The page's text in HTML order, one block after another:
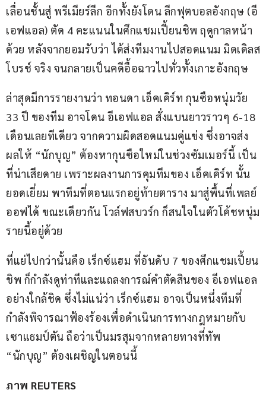
เลื่อนชั้นสู่ พรีเมียร์ลีก อีกทั้งยังโดน ลีกฟุตบอลอังกฤษ (อี
เอฟแอล) ตัด 4 คะแนนในศึกแชมเปี้ยนชิพ ฤดูกาลหน้า
ด้วย หลังจากยอมรับว่า ได้ส่งทีมงานไปสอดแนม มิดเดิลส
โบรช์ จริง จนกลายเป็นคดีอื้อฉาวไปทั่วทั้งเกาะอังกฤษ
ล่าสุดมีการรายงานว่า ทอนดา เอ็คเคิร์ท กุนซือหนุ่มวัย
33 ปี ของทีม อาจโดน อีเอฟแอล สั่งแบนยาวราวๆ 6-18
เดือนเลยทีเดียว จากความผิดสอดแนมคู่แข่ง ซึ่งอาจส่ง
ผลให้ “นักบุญ” ต้องหากุนซือใหม่ในช่วงซัมเมอร์นี้ เป็น
ที่น่าเสียดาย เพราะผลงานการคุมทีมของ เอ็คเคิร์ท นั้น
ยอดเยี่ยม พาทีมที่ตอนแรกอยู่ท้ายตาราง มาสู่พื้นที่เพลย์
ออฟได้ ขณะเดียวกัน โวล์ฟสบวร์ก ก็สนใจในตัวโค้ชหนุ่ม
รายนี้อยู่ด้วย
ที่แย่ไปกว่านั้นคือ เร็กซ์แฮม ที่อันดับ 7 ของศึกแชมเปี้ยน
ชิพ ก็กำลังดูท่าทีและแถลงการณ์คำตัดสินของ อีเอฟแอล
อย่างใกล้ชิด ซึ่งไม่แน่ว่า เร็กซ์แฮม อาจเป็นหนึ่งทีมที่
กำลังพิจารณาฟ้องร้องเพื่อดำเนินการทางกฎหมายกับ
เซาแธมป์ตัน ถือว่าเป็นมรสุมจากหลายทางที่ทัพ
“นักบุญ” ต้องเผชิญในตอนนี้
ภาพ REUTERS